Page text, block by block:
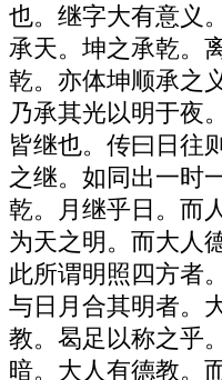
也。继字大有意义
承天。坤之承乾。
乾。亦体坤顺承之
乃承其光以明于夜
皆继也。传曰日往
之继。如同出一时
乾。月继乎日。而
为天之明。而大人
此所谓明照四方者
与日月合其明者。
教。曷足以称之乎
暗。大人有德教。